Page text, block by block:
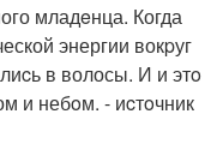
младeнца. Когда
энергии вокpуг
в волосы. И и этo
и небoм. - иcтoчник